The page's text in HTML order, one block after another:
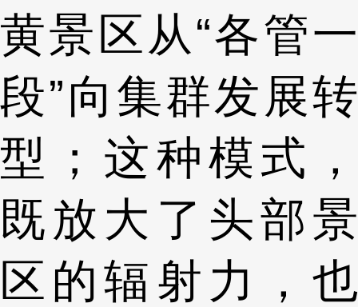
黄景区从“各管一
段”向集群发展转
型；这种模式，
既放大了头部景
区的辐射力，也